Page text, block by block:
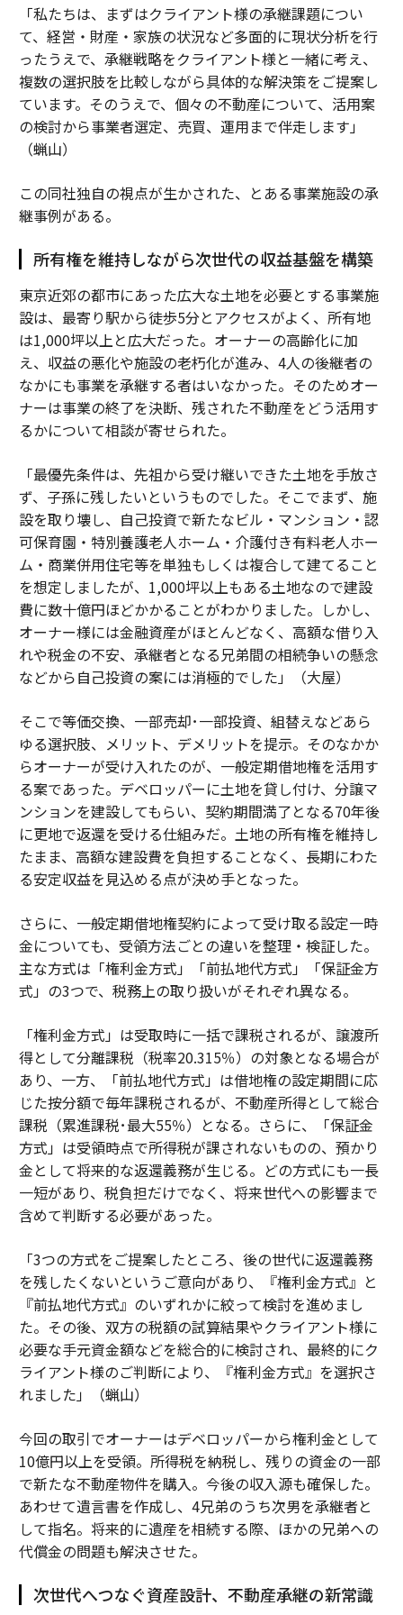
「私たちは、まずはクライアント様の承継課題につい
て、経営・財産・家族の状況など多面的に現状分析を行
ったうえで、承継戦略をクライアント様と一緒に考え、
複数の選択肢を比較しながら具体的な解決策をご提案し
ています。そのうえで、個々の不動産について、活用案
の検討から事業者選定、売買、運用まで伴走します」
（蝋山）
この同社独自の視点が生かされた、とある事業施設の承
継事例がある。
所有権を維持しながら次世代の収益基盤を構築
東京近郊の都市にあった広大な土地を必要とする事業施
設は、最寄り駅から徒歩5分とアクセスがよく、所有地
は1,000坪以上と広大だった。オーナーの高齢化に加
え、収益の悪化や施設の老朽化が進み、4人の後継者の
なかにも事業を承継する者はいなかった。そのためオー
ナーは事業の終了を決断、残された不動産をどう活用す
るかについて相談が寄せられた。
「最優先条件は、先祖から受け継いできた土地を手放さ
ず、子孫に残したいというものでした。そこでまず、施
設を取り壊し、自己投資で新たなビル・マンション・認
可保育園・特別養護老人ホーム・介護付き有料老人ホー
ム・商業併用住宅等を単独もしくは複合して建てること
を想定しましたが、1,000坪以上もある土地なので建設
費に数十億円ほどかかることがわかりました。しかし、
オーナー様には金融資産がほとんどなく、高額な借り入
れや税金の不安、承継者となる兄弟間の相続争いの懸念
などから自己投資の案には消極的でした」（大屋）
そこで等価交換、一部売却･一部投資、組替えなどあら
ゆる選択肢、メリット、デメリットを提示。そのなかか
らオーナーが受け入れたのが、一般定期借地権を活用す
る案であった。デベロッパーに土地を貸し付け、分譲マ
ンションを建設してもらい、契約期間満了となる70年後
に更地で返還を受ける仕組みだ。土地の所有権を維持し
たまま、高額な建設費を負担することなく、長期にわた
る安定収益を見込める点が決め手となった。
さらに、一般定期借地権契約によって受け取る設定一時
金についても、受領方法ごとの違いを整理・検証した。
主な方式は「権利金方式」「前払地代方式」「保証金方
式」の3つで、税務上の取り扱いがそれぞれ異なる。
「権利金方式」は受取時に一括で課税されるが、譲渡所
得として分離課税（税率20.315％）の対象となる場合が
あり、一方、「前払地代方式」は借地権の設定期間に応
じた按分額で毎年課税されるが、不動産所得として総合
課税（累進課税･最大55％）となる。さらに、「保証金
方式」は受領時点で所得税が課されないものの、預かり
金として将来的な返還義務が生じる。どの方式にも一長
一短があり、税負担だけでなく、将来世代への影響まで
含めて判断する必要があった。
「3つの方式をご提案したところ、後の世代に返還義務
を残したくないというご意向があり、『権利金方式』と
『前払地代方式』のいずれかに絞って検討を進めまし
た。その後、双方の税額の試算結果やクライアント様に
必要な手元資金額などを総合的に検討され、最終的にク
ライアント様のご判断により、『権利金方式』を選択さ
れました」（蝋山）
今回の取引でオーナーはデベロッパーから権利金として
10億円以上を受領。所得税を納税し、残りの資金の一部
で新たな不動産物件を購入。今後の収入源も確保した。
あわせて遺言書を作成し、4兄弟のうち次男を承継者と
して指名。将来的に遺産を相続する際、ほかの兄弟への
代償金の問題も解決させた。
次世代へつなぐ資産設計、不動産承継の新常識